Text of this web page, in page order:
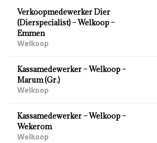
Verkoopmedewerker Dier
(Dierspecialist) – Welkoop –
Emmen
Welkoop
Kassamedewerker – Welkoop –
Marum (Gr.)
Welkoop
Kassamedewerker – Welkoop –
Wekerom
Welkoop